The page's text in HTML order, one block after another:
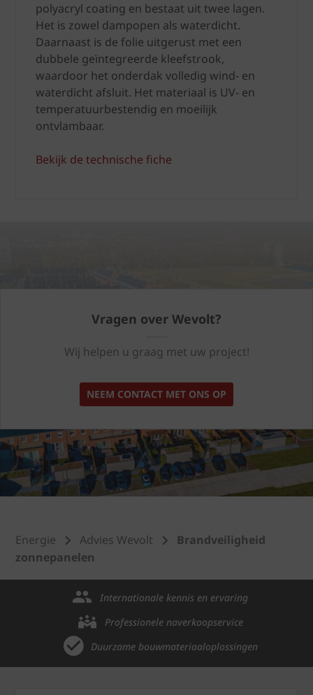
polyacryl coating en bestaat uit twee lagen.
Het is zowel dampopen als waterdicht.
Daarnaast is de folie uitgerust met een
dubbele geïntegreerde kleefstrook,
waardoor het onderdak volledig wind- en
waterdicht afsluit. Het materiaal is UV- en
temperatuurbestendig en moeilijk
ontvlambaar.
Bekijk de technische fiche
Vragen over Wevolt?
Wij helpen u graag met uw project!
NEEM CONTACT MET ONS OP
Energie Advies Wevolt
Brandveiligheid
zonnepanelen
Internationale kennis en ervaring
Professionele naverkoopservice
Duurzame bouwmateriaaloplossingen